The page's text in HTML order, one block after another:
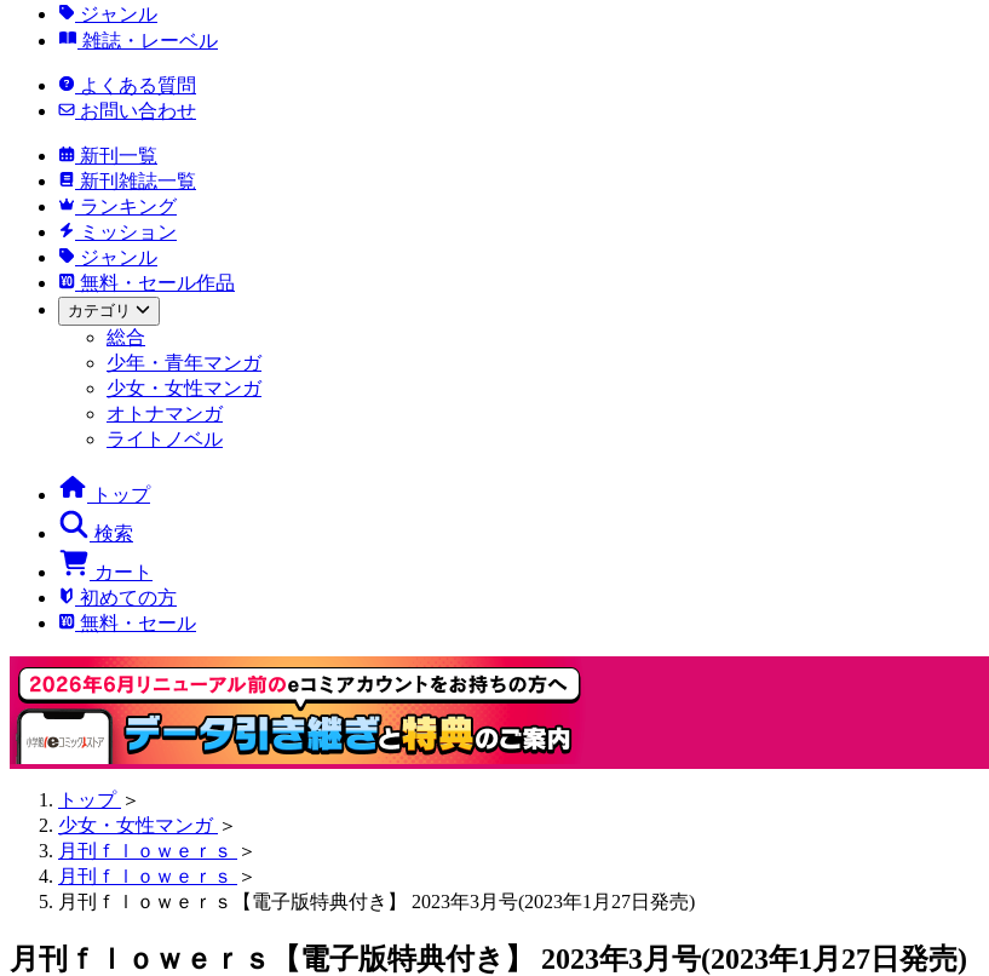
ジャンル
雑誌・レーベル
よくある質問
お問い合わせ
新刊一覧
新刊雑誌一覧
ランキング
ミッション
ジャンル
無料・セール作品
カテゴリ
総合
少年・青年マンガ
少女・女性マンガ
オトナマンガ
ライトノベル
トップ
検索
カート
初めての方
無料・セール
トップ ＞
少女・女性マンガ ＞
月刊ｆｌｏｗｅｒｓ
＞
月刊ｆｌｏｗｅｒｓ
＞
月刊ｆｌｏｗｅｒｓ【電子版特典付き】 2023年3月号(2023年1月27日発売)
月刊ｆｌｏｗｅｒｓ【電子版特典付き】 2023年3月号(2023年1月27日発売)